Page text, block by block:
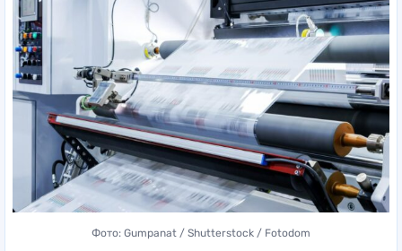
Фото: Gumpanat / Shutterstock / Fotodom